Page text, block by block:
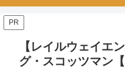
PR
【レイルウェイエ
グ・スコッツマン【